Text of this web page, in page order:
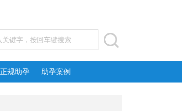
正规助孕 助孕案例